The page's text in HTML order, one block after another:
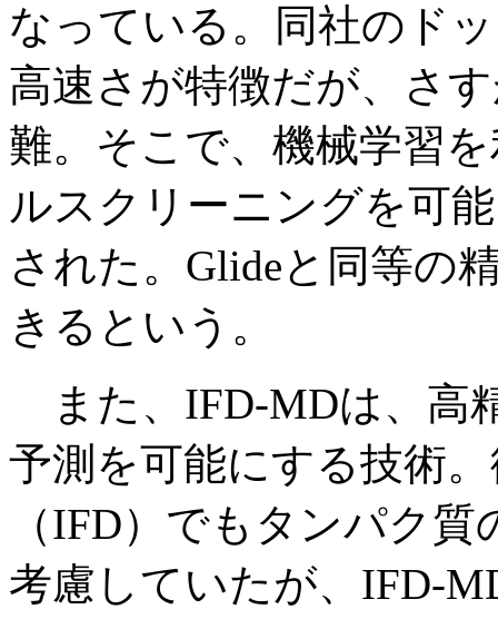
なっている。同社のド
高速さが特徴だが、さ
難。そこで、機械学習
ルスクリーニングを可
された。Glideと同等の
きるという。
また、IFD-MDは、高
予測を可能にする技術
（IFD）でもタンパク
考慮していたが、IFD-